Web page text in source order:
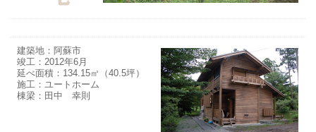
建築地：阿蘇市
竣工：2012年6月
延べ面積：134.15㎡（40.5坪）
施工：ユートホーム
棟梁：田中 幸則